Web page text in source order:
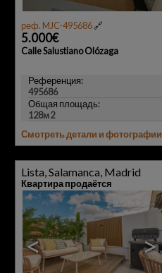
реф. MJC-495686🔗
5.000€
Calle Salustiano Olózaga
Референция:
495686
Общая площадь:
128м2
Смотреть детали и фотографии
Lista, Salamanca, Madrid
Квартира продаётся
< >